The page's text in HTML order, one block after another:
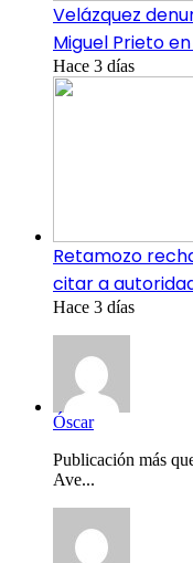
Velázquez
Miguel Prieto
Hace 3 días
Retamozo
citar a
Hace 3 días
Óscar
Publicación más
Ave...